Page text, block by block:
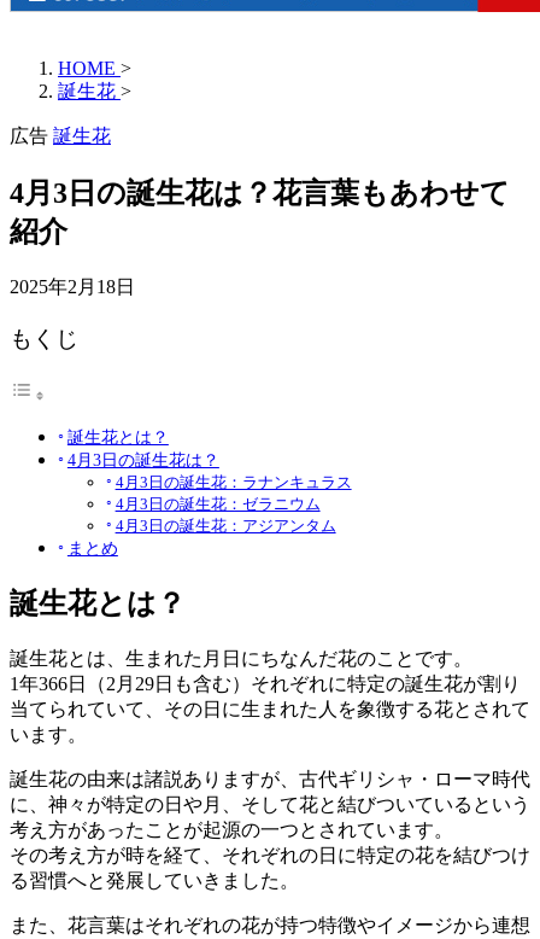
HOME >
誕生花 >
広告 誕生花
4月3日の誕生花は？花言葉もあわせて
紹介
2025年2月18日
もくじ
誕生花とは？
4月3日の誕生花は？
4月3日の誕生花：ラナンキュラス
4月3日の誕生花：ゼラニウム
4月3日の誕生花：アジアンタム
まとめ
誕生花とは？
誕生花とは、生まれた月日にちなんだ花のことです。
1年366日（2月29日も含む）それぞれに特定の誕生花が割り
当てられていて、その日に生まれた人を象徴する花とされて
います。
誕生花の由来は諸説ありますが、古代ギリシャ・ローマ時代
に、神々が特定の日や月、そして花と結びついているという
考え方があったことが起源の一つとされています。
その考え方が時を経て、それぞれの日に特定の花を結びつけ
る習慣へと発展していきました。
また、花言葉はそれぞれの花が持つ特徴やイメージから連想